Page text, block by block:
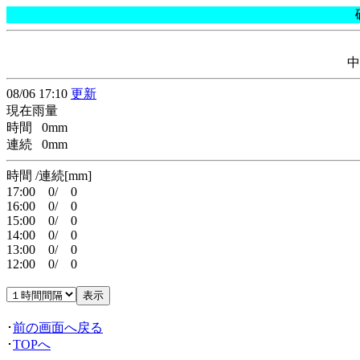
08/06 17:10 更新
現在雨量
時間 0mm
連続 0mm
時間 /連続[mm]
17:00 0/ 0
16:00 0/ 0
15:00 0/ 0
14:00 0/ 0
13:00 0/ 0
12:00 0/ 0
･前の画面へ戻る
･TOPへ